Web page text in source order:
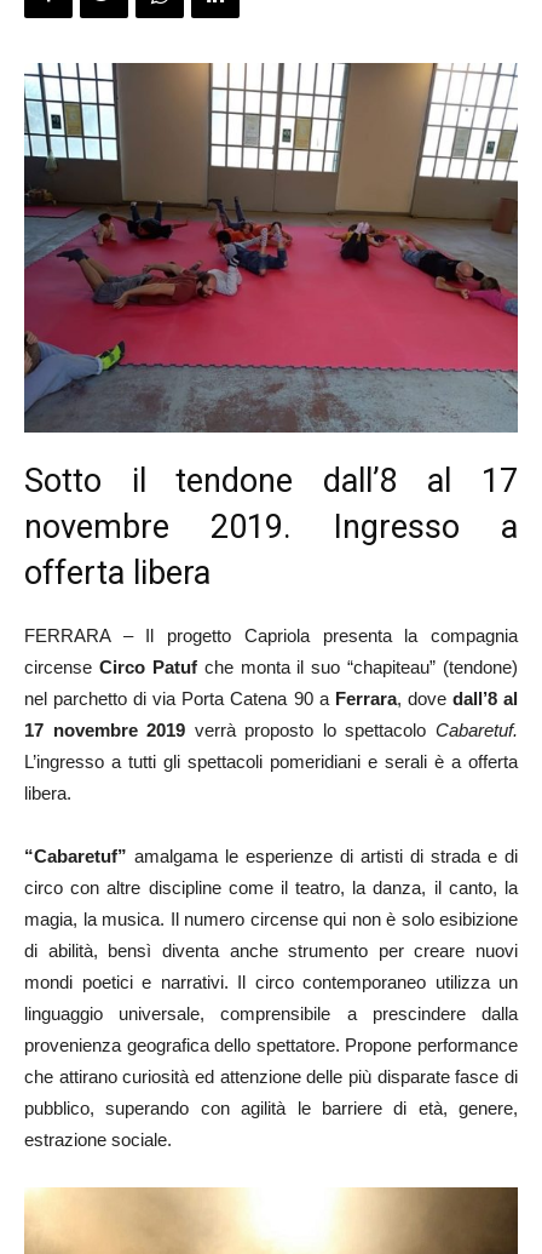
Sotto il tendone dall’8 al 17
novembre 2019. Ingresso a
offerta libera
FERRARA – Il progetto Capriola presenta la compagnia
circense Circo Patufche monta il suo “chapiteau” (tendone)
nel parchetto di via Porta Catena 90 a Ferrara, dove dall’8 al
17 novembre 2019 verrà proposto lo spettacolo Cabaretuf.
L’ingresso a tutti gli spettacoli pomeridiani e serali è a offerta
libera.
“Cabaretuf” amalgama le esperienze di artisti di strada e di
circo con altre discipline come il teatro, la danza, il canto, la
magia, la musica. Il numero circense qui non è solo esibizione
di abilità, bensì diventa anche strumento per creare nuovi
mondi poetici e narrativi. Il circo contemporaneo utilizza un
linguaggio universale, comprensibile a prescindere dalla
provenienza geografica dello spettatore. Propone performance
che attirano curiosità ed attenzione delle più disparate fasce di
pubblico, superando con agilità le barriere di età, genere,
estrazione sociale.